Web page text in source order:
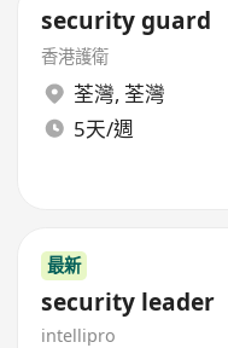
security guard
香港護衛
荃灣, 荃灣
5天/週
最新
security leader
intellipro